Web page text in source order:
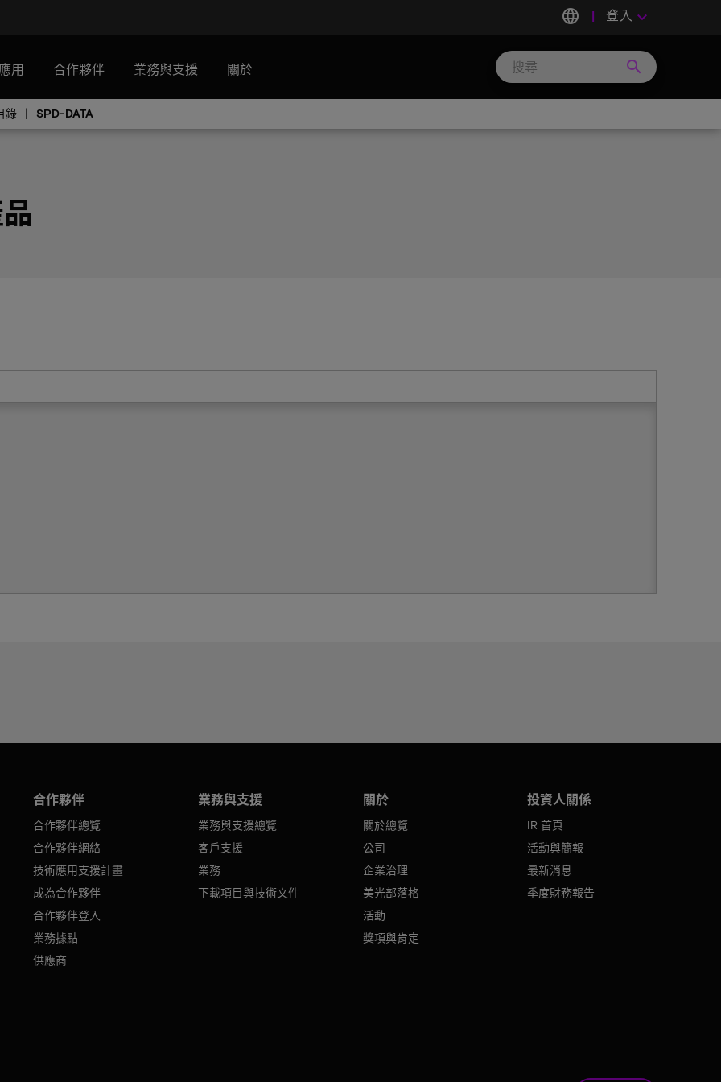
language 登入 keyboard_arrow_down
用 合作夥伴 業務與支援 關於 search
錄 SPD-DATA
合作夥伴
合作夥伴總覽
合作夥伴網絡
技術應用支援計畫
成為合作夥伴
合作夥伴登入
業務據點
供應商
業務與支援
業務與支援總覽
客戶支援
業務
下載項目與技術文件
關於
關於總覽
公司
企業治理
美光部落格
活動
獎項與肯定
投資人關係
IR 首頁
活動與簡報
最新消息
季度財務報告